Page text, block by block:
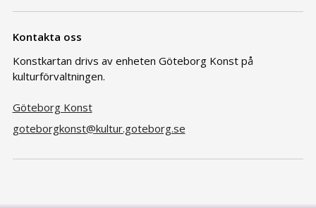
Kontakta oss
Konstkartan drivs av enheten Göteborg Konst på
kulturförvaltningen.
Göteborg Konst
goteborgkonst@kultur.goteborg.se